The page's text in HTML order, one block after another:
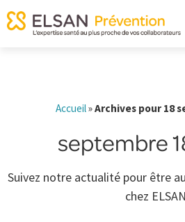
Accueil»Archives pour 18
septembre
Suivez notre actualité pour être
chez ELSAN